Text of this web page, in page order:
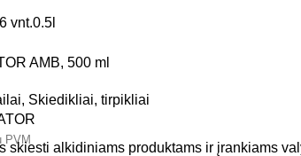
vnt.0.5l
AMB, 500 ml
, Skiedikliai, tirpikliai
PVM
alkidiniams produktams ir įrankiams